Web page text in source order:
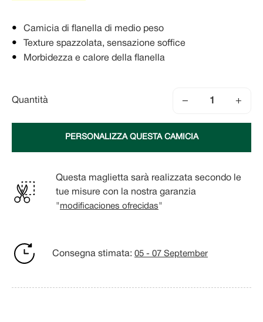
Camicia di flanella di medio peso
Texture spazzolata, sensazione soffice
Morbidezza e calore della flanella
Quantità − +
PERSONALIZZA QUESTA CAMICIA
Questa maglietta sarà realizzata secondo le
tue misure con la nostra garanzia
" modificaciones ofrecidas"
Consegna stimata: 05 - 07 September